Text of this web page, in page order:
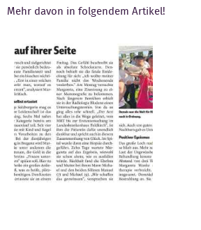
Mitglied werden
Kontakt
Mehr davon in folgendem Artikel!